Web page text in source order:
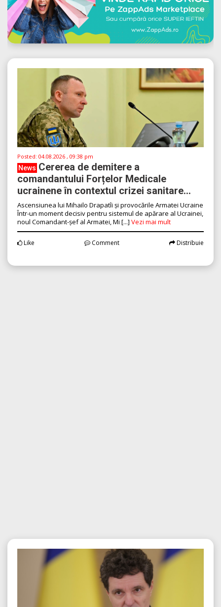
Posted: 04.08.2026 , 09:38 pm
News Cererea de demitere a
comandantului Forțelor Medicale
ucrainene în contextul crizei sanitare...
Ascensiunea lui Mihailo Drapatîi și provocările Armatei Ucraine
Într-un moment decisiv pentru sistemul de apărare al Ucrainei,
noul Comandant-șef al Armatei, Mi [...] Vezi mai mult
Like Comment Distribuie